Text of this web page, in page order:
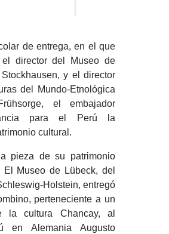
de entrega, en el que
el director del Museo de
y el director
del Mundo-Etnológica
el embajador
para el Perú la
cultural.
pieza de su patrimonio
Museo de Lübeck, del
Holstein, entregó
perteneciente a un
la cultura Chancay, al
en AlemaniaAugusto